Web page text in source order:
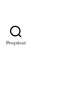
Pesquisar